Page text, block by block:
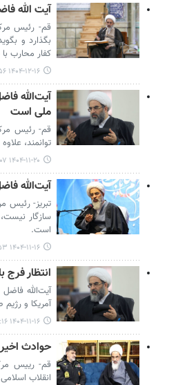
آیت الله
قم- رئیس
بگذارد و
کفار محارب
۱۴۰۴-۱۲-۱۶ ۱۷:۵۶
ملی است
توانمند،
۱۴۰۴-۱۱-۲۰ ۱۹:۰۷
آیت‌الله
تبریز- رئیس
سازگار
است.
۱۴۰۴-۱۱-۱۶ ۱۲:۵۳
انتظار
آیت‌الله
آمریکا و
۱۴۰۴-۱۱-۱۶ ۰۹:۱۶
حوادث
قم- رییس
انقلاب